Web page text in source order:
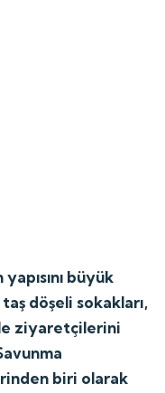
büyük
döşeli sokakları,
ziyaretçilerini
biri olarak